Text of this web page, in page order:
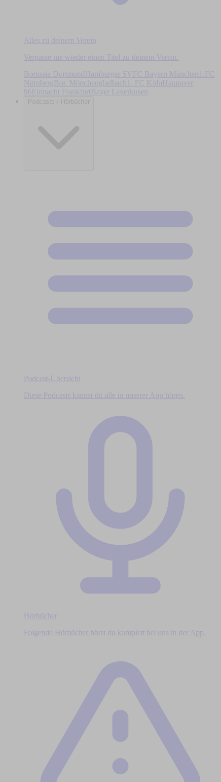
Alles zu deinem Verein
Verpasse nie wieder einen Titel zu deinem Verein.
Borussia DortmundHamburger SV FC Bayern München
1.FC
Nürnberg Bor. Mönchengladbach 1. FC Köln
Hannover
96Eintracht Frankfurt Bayer Leverkusen
Podcasts / Hörbücher
Podcast-Übersicht
Diese Podcasts kannst du alle in unserer App hören.
Hörbücher
Folgende Hörbücher hörst du komplett bei uns in der App.